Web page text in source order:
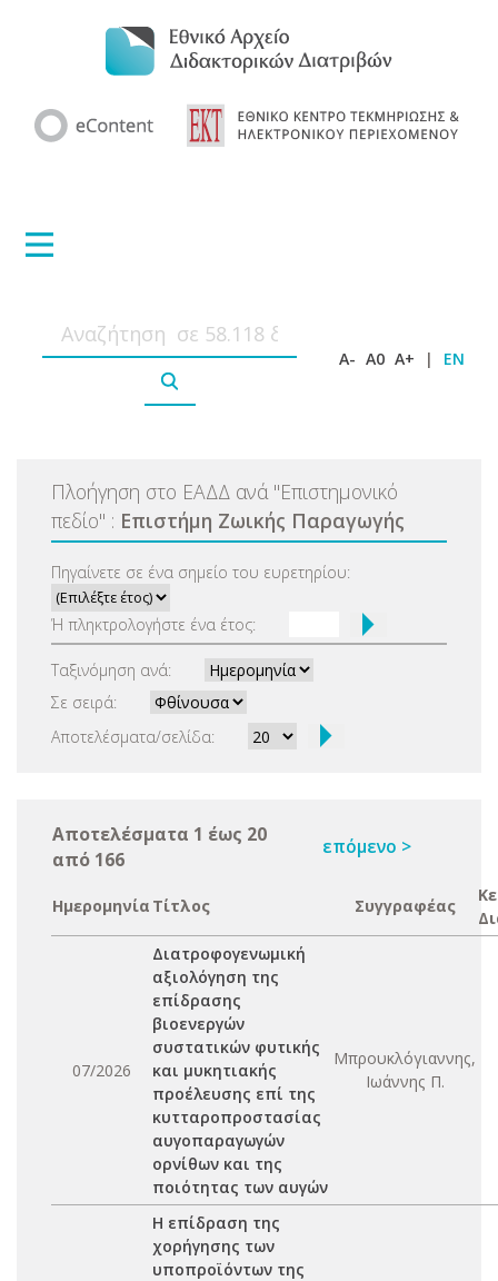
A- A0 A+ | EN
Πλοήγηση στο ΕΑΔΔ ανά "Επιστημονικό
πεδίο" : Επιστήμη Ζωικής Παραγωγής
Πηγαίνετε σε ένα σημείο του ευρετηρίου:
Ή πληκτρολογήστε ένα έτος:
Ταξινόμηση ανά:
Σε σειρά:
Αποτελέσματα/σελίδα:
Αποτελέσματα 1 έως 20
από 166
επόμενο >
Ημερομηνία Τίτλος Συγγραφέας
07/2026
Διατροφογενωμική
αξιολόγηση της
επίδρασης
βιοενεργών
συστατικών φυτικής
και μυκητιακής
προέλευσης επί της
κυτταροπροστασίας
αυγοπαραγωγών
ορνίθων και της
ποιότητας των αυγών
Μπρουκλόγιαννης,
Ιωάννης Π.
Η επίδραση της
χορήγησης των
υποπροϊόντων της